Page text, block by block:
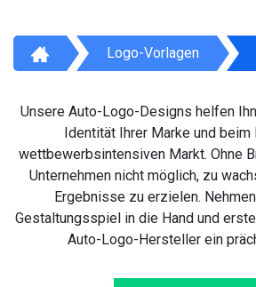
Logo-Vorlagen
Unsere Auto-Logo-Designs helfen
Identität Ihrer Marke und beim
wettbewerbsintensiven Markt. Ohne
Unternehmen nicht möglich, zu
Ergebnisse zu erzielen.
Gestaltungsspiel in die Hand und
Auto-Logo-Hersteller ein